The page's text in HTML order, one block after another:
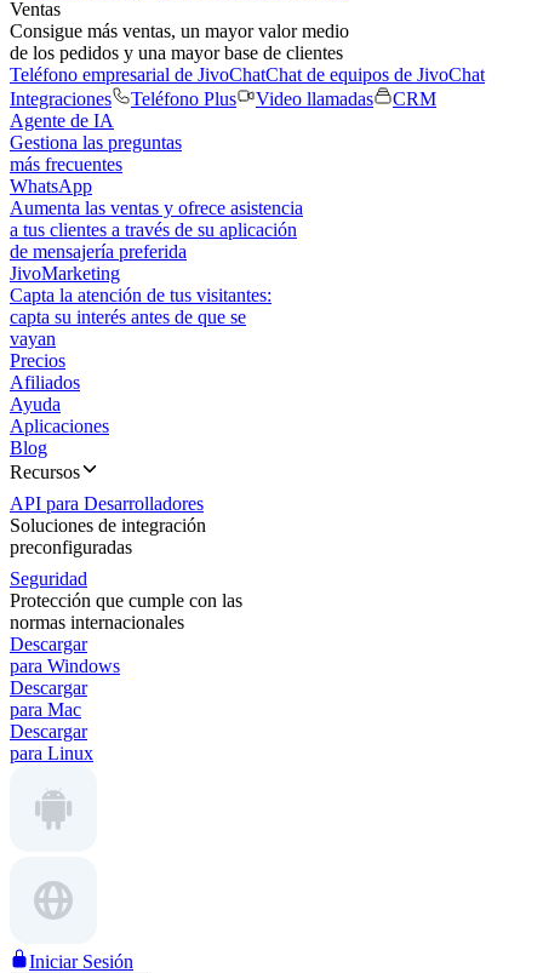
Ventas
Consigue más ventas, un mayor valor medio
de los pedidos y una mayor base de clientes
Teléfono empresarial de JivoChatChat de equipos de JivoChat
Integraciones
Teléfono Plus Video llamadas
CRM
Agente de IA
Gestiona las preguntas
más frecuentes
WhatsApp
Aumenta las ventas y ofrece asistencia
a tus clientes a través de su aplicación
de mensajería preferida
JivoMarketing
Capta la atención de tus visitantes:
capta su interés antes de que se
vayan
Precios
Afiliados
Ayuda
Aplicaciones
Blog
Recursos
API para Desarrolladores
Soluciones de integración
preconfiguradas
Seguridad
Protección que cumple con las
normas internacionales
Descargar
para Windows
Descargar
para Mac
Descargar
para Linux
Iniciar Sesión